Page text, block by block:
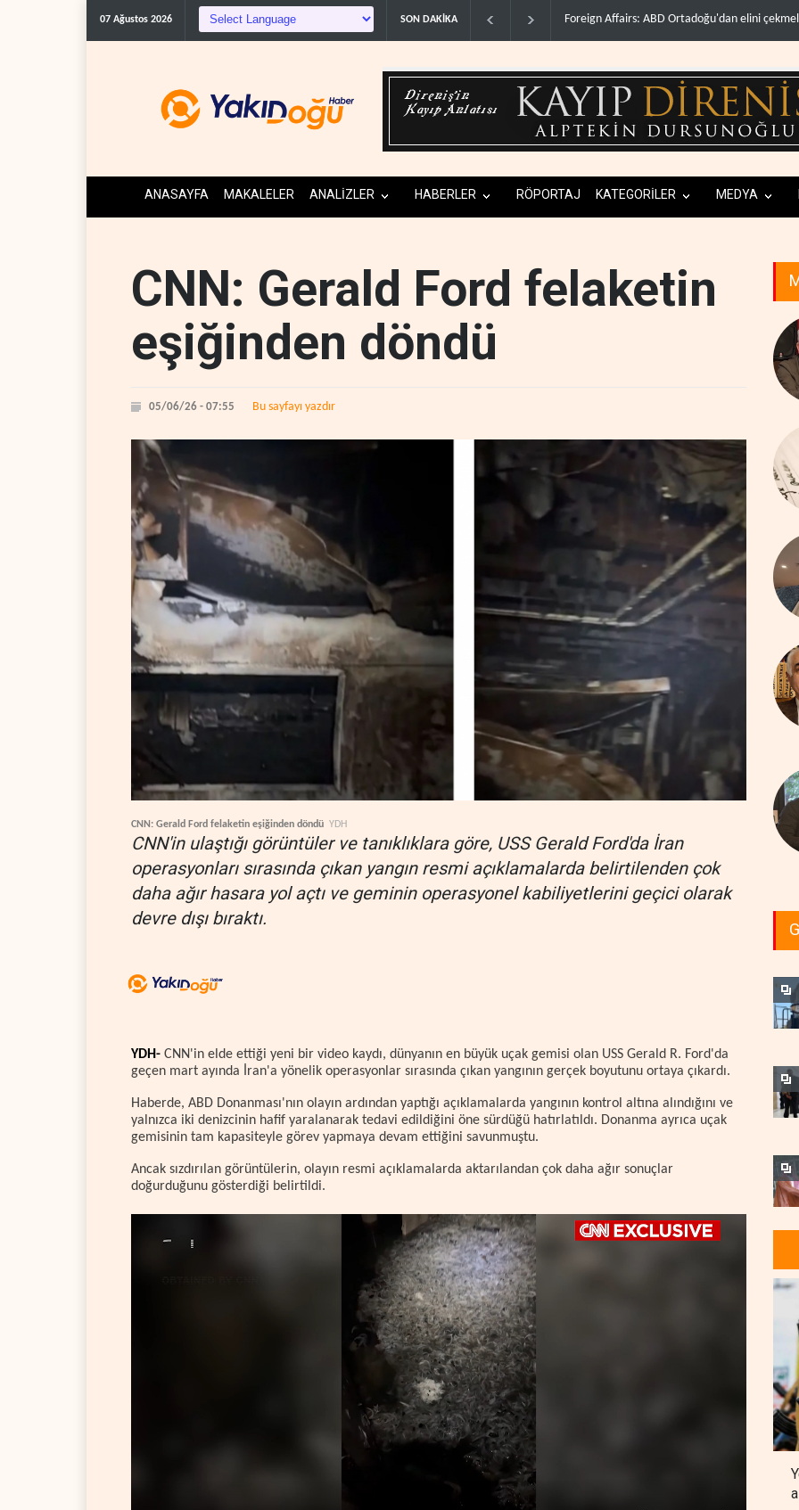
07 Ağustos 2026 SON DAKİKA Suudi Arabistan, Türkiye ve Pakistan ortak
ANASAYFA MAKALELER ANALİZLER HABERLER RÖPORTAJ KATEGORİLER MEDYA
CNN: Gerald Ford felaketin
eşiğinden döndü
05/06/26 - 07:55 Bu sayfayı yazdır
CNN: Gerald Ford felaketin eşiğinden döndü YDH
CNN'in ulaştığı görüntüler ve tanıklıklara göre, USS Gerald Ford'da İran
operasyonları sırasında çıkan yangın resmi açıklamalarda belirtilenden çok
daha ağır hasara yol açtı ve geminin operasyonel kabiliyetlerini geçici olarak
devre dışı bıraktı.
YDH- CNN'in elde ettiği yeni bir video kaydı, dünyanın en büyük uçak gemisi olan USS Gerald R. Ford'da
geçen mart ayında İran'a yönelik operasyonlar sırasında çıkan yangının gerçek boyutunu ortaya çıkardı.
Haberde, ABD Donanması'nın olayın ardından yaptığı açıklamalarda yangının kontrol altına alındığını ve
yalnızca iki denizcinin hafif yaralanarak tedavi edildiğini öne sürdüğü hatırlatıldı. Donanma ayrıca uçak
gemisinin tam kapasiteyle görev yapmaya devam ettiğini savunmuştu.
Ancak sızdırılan görüntülerin, olayın resmi açıklamalarda aktarılandan çok daha ağır sonuçlar
doğurduğunu gösterdiği belirtildi.